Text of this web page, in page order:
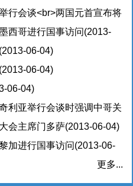
行会谈<br>两国元首宣布将
关系(2013-06-05)
西哥进行国事访问(2013-
(2013-06-04)
(2013-06-04)
06-04)
利亚举行会谈时强调中哥关
国情国家友好合作的典范
会主席门多萨(2013-06-04)
加进行国事访问(2013-06-
更多...